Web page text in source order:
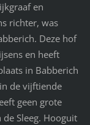
en
richter, was
Deze hof
en heeft
in Babberich
de vijftiende
geen grote
Sleeg. Hooguit